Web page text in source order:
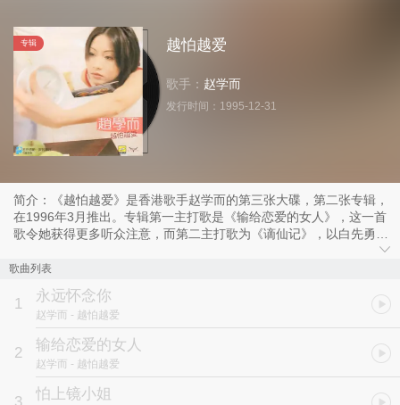
专辑 越怕越爱
歌手： 赵学而
发行时间： 1995-12-31
简介：《越怕越爱》是香港歌手赵学而的第三张大碟，第二张专辑，
在1996年3月推出。专辑第一主打歌是《输给恋爱的女人》，这一首
歌令她获得更多听众注意，而第二主打歌为《谪仙记》，以白先勇短
歌曲列表
1 永远怀念你
赵学而 - 越怕越爱
2 输给恋爱的女人
赵学而 - 越怕越爱
怕上镜小姐